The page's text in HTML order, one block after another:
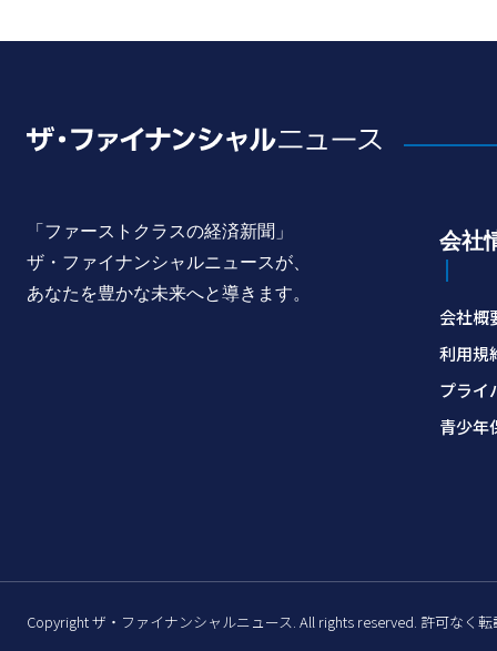
「ファーストクラスの経済新聞」
ザ・ファイナンシャルニュースが、
あなたを豊かな未来へと導きます。
会社
会社概
利用規
プライ
青少年
Copyright ザ・ファイナンシャルニュース. All rights reserved. 許可なく